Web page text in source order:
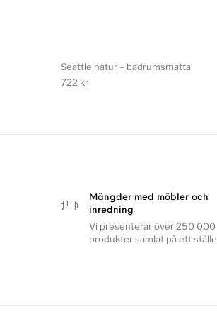
Seattle natur – badrumsmatta
722 kr
Mängder med möbler och
inredning
Vi presenterar över 250 000
produkter samlat på ett ställe